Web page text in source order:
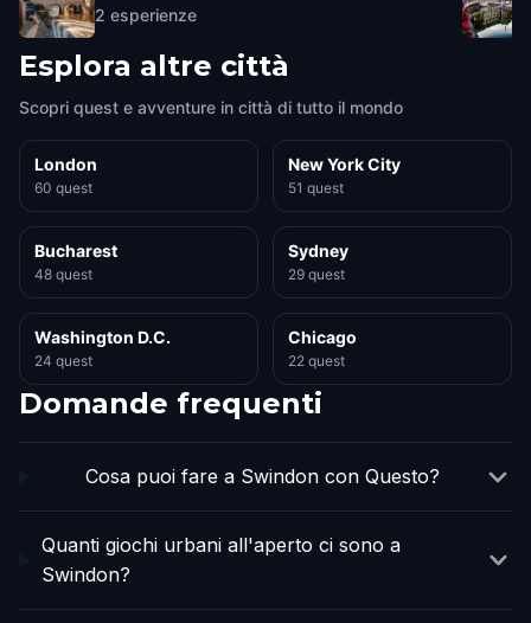
2 esperienze
Esplora altre città
Scopri quest e avventure in città di tutto il mondo
London
60 quest
New York City
51 quest
Bucharest
48 quest
Sydney
29 quest
Washington D.C.
24 quest
Chicago
22 quest
Domande frequenti
Cosa puoi fare a Swindon con Questo?
Quanti giochi urbani all'aperto ci sono a
Swindon?